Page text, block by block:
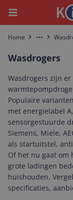
Menu
Home More
Wasdrogers
Wasdrogers zijn
Populaire
met energielabel
sensorgestuurde
Siemens, Miele,
als startuitstel,
Of het nu gaat om
grote ladingen
huishouden.
specificaties,